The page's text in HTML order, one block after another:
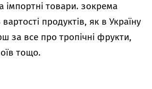
товари. зокрема
продуктів, як в Україну
за все про тропічні фрукти,
тощо.